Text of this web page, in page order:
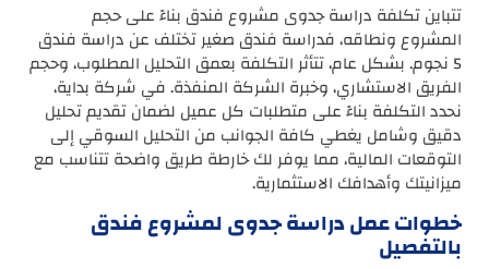
تتباين تكلفة دراسة جدوى مشروع فندق بناءً على حجم
المشروع ونطاقه، فدراسة فندق صغير تختلف عن دراسة فندق
5 نجوم. بشكل عام، تتأثر التكلفة بعمق التحليل المطلوب، وحجم
الفريق الاستشاري، وخبرة الشركة المنفذة. في شركة بداية،
نحدد التكلفة بناءً على متطلبات كل عميل لضمان تقديم تحليل
دقيق وشامل يغطي كافة الجوانب من التحليل السوقي إلى
التوقعات المالية، مما يوفر لك خارطة طريق واضحة تتناسب مع
ميزانيتك وأهدافك الاستثمارية.
خطوات عمل دراسة جدوى لمشروع فندق
بالتفصيل